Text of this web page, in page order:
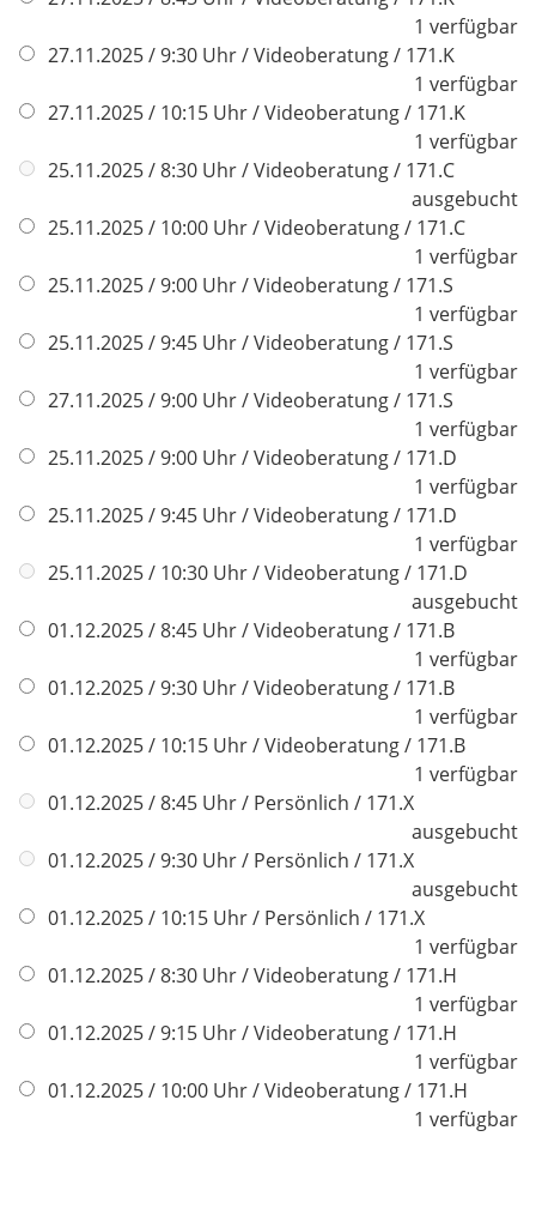
1 verfügbar
27.11.2025 / 9:30 Uhr / Videoberatung / 171.K
1 verfügbar
27.11.2025 / 10:15 Uhr / Videoberatung / 171.K
1 verfügbar
25.11.2025 / 8:30 Uhr / Videoberatung / 171.C
ausgebucht
25.11.2025 / 10:00 Uhr / Videoberatung / 171.C
1 verfügbar
25.11.2025 / 9:00 Uhr / Videoberatung / 171.S
1 verfügbar
25.11.2025 / 9:45 Uhr / Videoberatung / 171.S
1 verfügbar
27.11.2025 / 9:00 Uhr / Videoberatung / 171.S
1 verfügbar
25.11.2025 / 9:00 Uhr / Videoberatung / 171.D
1 verfügbar
25.11.2025 / 9:45 Uhr / Videoberatung / 171.D
1 verfügbar
25.11.2025 / 10:30 Uhr / Videoberatung / 171.D
ausgebucht
01.12.2025 / 8:45 Uhr / Videoberatung / 171.B
1 verfügbar
01.12.2025 / 9:30 Uhr / Videoberatung / 171.B
1 verfügbar
01.12.2025 / 10:15 Uhr / Videoberatung / 171.B
1 verfügbar
01.12.2025 / 8:45 Uhr / Persönlich / 171.X
ausgebucht
01.12.2025 / 9:30 Uhr / Persönlich / 171.X
ausgebucht
01.12.2025 / 10:15 Uhr / Persönlich / 171.X
1 verfügbar
01.12.2025 / 8:30 Uhr / Videoberatung / 171.H
1 verfügbar
01.12.2025 / 9:15 Uhr / Videoberatung / 171.H
1 verfügbar
01.12.2025 / 10:00 Uhr / Videoberatung / 171.H
1 verfügbar